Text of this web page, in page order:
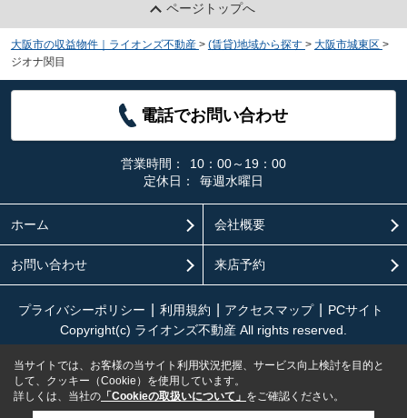
ページトップへ
大阪市の収益物件｜ライオンズ不動産 > (賃貸)地域から探す > 大阪市城東区 >
ジオナ関目
電話でお問い合わせ
営業時間：
10：00～19：00
定休日：
毎週水曜日
ホーム 会社概要
お問い合わせ 来店予約
プライバシーポリシー 利用規約 アクセスマップ
PCサイト
Copyright(c) ライオンズ不動産 All rights reserved.
当サイトでは、お客様の当サイト利用状況把握、サービス向上検討を目的と
して、クッキー（Cookie）を使用しています。
詳しくは、当社の 「Cookieの取扱いについて」 をご確認ください。